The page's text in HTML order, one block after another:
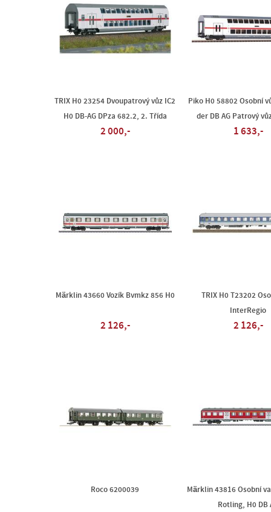
TRIX H0 23254 Dvoupatrový vůz IC2
H0 DB-AG DPza 682.2, 2. Třída
2 000,-
Piko H0 58802 Osobní
der DB AG Patrový
1 633,-
Märklin 43660 Vozík Bvmkz 856 H0
2 126,-
TRIX H0 T23202
InterRegio
2 126,-
Roco 6200039
Märklin 43816 Osobní
Rotling, H0 DB